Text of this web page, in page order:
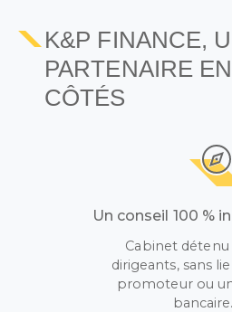
K&P FINANCE,
PARTENAIRE
CÔTÉS
Un conseil 100 %
Cabinet détenu
dirigeants, sans
promoteur ou
bancaire.